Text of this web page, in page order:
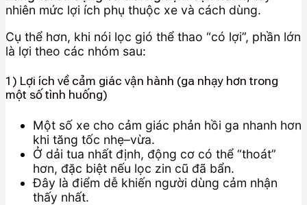
nhiên mức lợi ích phụ thuộc xe và cách dùng.
Cụ thể hơn, khi nói lọc gió thể thao “có lợi”, phần lớn
là lợi theo các nhóm sau:
1) Lợi ích về cảm giác vận hành (ga nhạy hơn trong
một số tình huống)
Một số xe cho cảm giác phản hồi ga nhanh hơn
khi tăng tốc nhẹ–vừa.
Ở dải tua nhất định, động cơ có thể “thoát”
hơn, đặc biệt nếu lọc zin cũ đã bẩn.
Đây là điểm dễ khiến người dùng cảm nhận
thấy nhất.